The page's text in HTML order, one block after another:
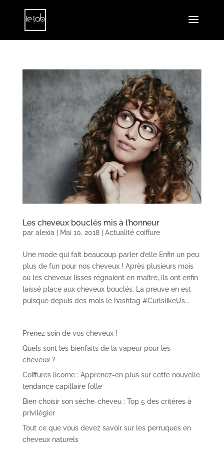
Les cheveux bouclés mis à l’honneur
par alexia Mai 10, 2018| Actualité coiffure
Une mode qui fait beaucoup parler d’elle Enfin un peu
plus de fun pour nos cheveux ! Après plusieurs mois
où les cheveux lisses régnaient en maître, ils ont enfin
laissé place aux cheveux bouclés. La preuve en est
puisque depuis des mois le hashtag #CurlslikeUs...
Prenez soin de vos cheveux !
Quels sont les bienfaits de la vapeur pour les
cheveux ?
Coiffures licorne : Apprenez-en plus sur cette nouvelle
tendance capillaire folle
Bien choisir son sèche-cheveu : Top 5 des critères à
privilégier
Tout ce que vous devez savoir sur les perruques en
cheveux naturels